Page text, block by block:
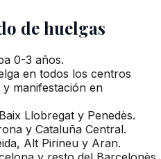
de huelgas
0-3 años.
en todos los centros
manifestación en
Llobregat y Penedès.
y Cataluña Central.
Alt Pirineu y Aran.